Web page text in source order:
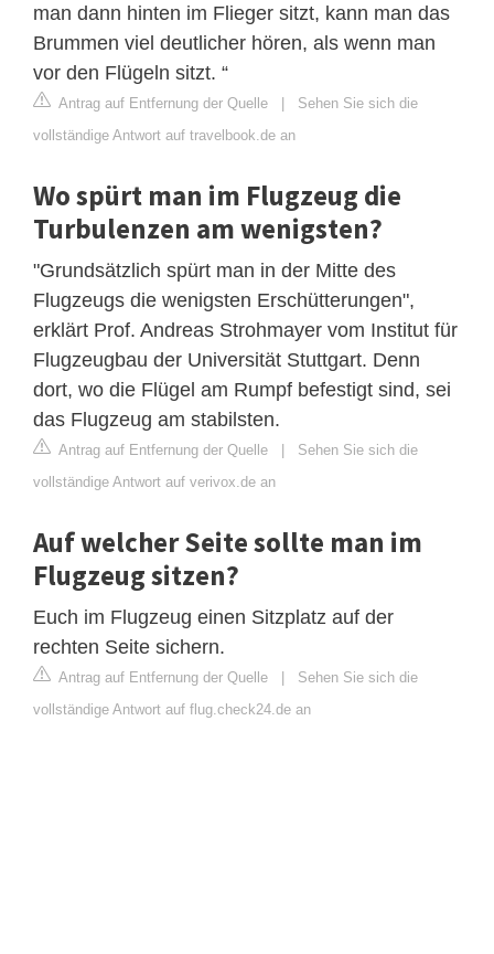
man dann hinten im Flieger sitzt, kann man das
Brummen viel deutlicher hören, als wenn man
vor den Flügeln sitzt. “
Antrag auf Entfernung der Quelle | Sehen Sie sich die
vollständige Antwort auf travelbook.de an
Wo spürt man im Flugzeug die
Turbulenzen am wenigsten?
"Grundsätzlich spürt man in der Mitte des
Flugzeugs die wenigsten Erschütterungen",
erklärt Prof. Andreas Strohmayer vom Institut für
Flugzeugbau der Universität Stuttgart. Denn
dort, wo die Flügel am Rumpf befestigt sind, sei
das Flugzeug am stabilsten.
Antrag auf Entfernung der Quelle | Sehen Sie sich die
vollständige Antwort auf verivox.de an
Auf welcher Seite sollte man im
Flugzeug sitzen?
Euch im Flugzeug einen Sitzplatz auf der
rechten Seite sichern.
Antrag auf Entfernung der Quelle | Sehen Sie sich die
vollständige Antwort auf flug.check24.de an